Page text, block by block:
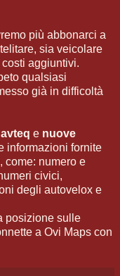
più abbonarci a
sia veicolare
aggiuntivi.
qualsiasi
già in difficoltà
e nuove
informazioni fornite
come: numero e
civici,
degli autovelox e
posizione sulle
a Ovi Maps con